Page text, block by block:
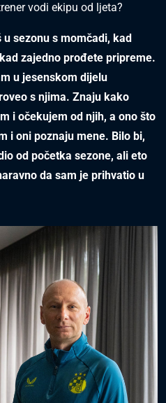
vodi ekipu od ljeta?
sezonu s momčadi, kad
zajedno prođete pripreme.
u jesenskom dijelu
s njima. Znaju kako
i očekujem od njih, a ono što
i oni poznaju mene. Bilo bi,
od početka sezone, ali eto
da sam je prihvatio u